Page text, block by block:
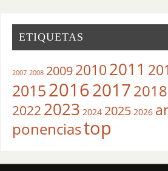
ETIQUETAS
2007 2008 200920102011
2015201620172018
2022 2023 2024 2025 2026
ponenciastop